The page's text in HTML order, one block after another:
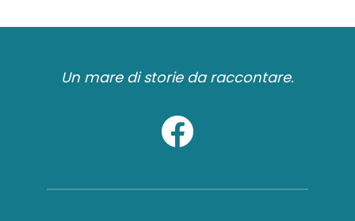
Un mare di storie da raccontare.